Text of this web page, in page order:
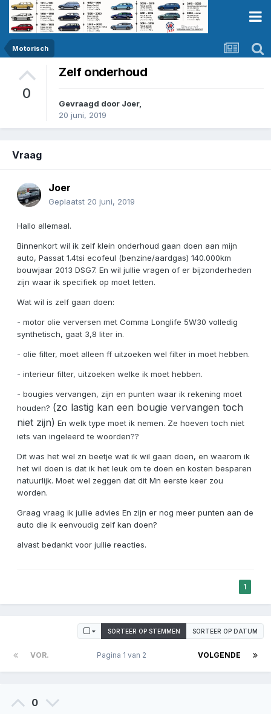
Motorisch
0
Zelf onderhoud
Gevraagd door Joer,
20 juni, 2019
Vraag
Joer
Geplaatst 20 juni, 2019
Hallo allemaal.
Binnenkort wil ik zelf klein onderhoud gaan doen aan mijn
auto, Passat 1.4tsi ecofeul (benzine/aardgas) 140.000km
bouwjaar 2013 DSG7. En wil jullie vragen of er bijzonderheden
zijn waar ik specifiek op moet letten.
Wat wil is zelf gaan doen:
- motor olie verversen met Comma Longlife 5W30 volledig
synthetisch, gaat 3,8 liter in.
- olie filter, moet alleen ff uitzoeken wel filter in moet hebben.
- interieur filter, uitzoeken welke ik moet hebben.
- bougies vervangen, zijn en punten waar ik rekening moet
houden? (zo lastig kan een bougie vervangen toch
niet zijn) En welk type moet ik nemen. Ze hoeven toch niet
iets van ingeleerd te woorden??
Dit was het wel zn beetje wat ik wil gaan doen, en waarom ik
het wil doen is dat ik het leuk om te doen en kosten besparen
natuurlijk. Moet wel zeggen dat dit Mn eerste keer zou
worden.
Graag vraag ik jullie advies En zijn er nog meer punten aan de
auto die ik eenvoudig zelf kan doen?
alvast bedankt voor jullie reacties.
1
SORTEER OP STEMMEN SORTEER OP DATUM
VOR. VOLGENDE
Pagina 1 van 2
0